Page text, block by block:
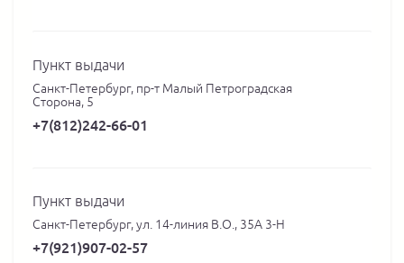
Пункт выдачи
Санкт-Петербург, пр-т Малый Петроградская
Сторона, 5
+7(812)242-66-01
Пункт выдачи
Санкт-Петербург, ул. 14-линия В.О., 35А 3-Н
+7(921)907-02-57